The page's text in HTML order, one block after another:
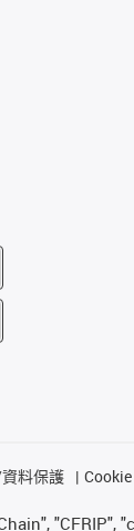
料保護
"CFRIP",